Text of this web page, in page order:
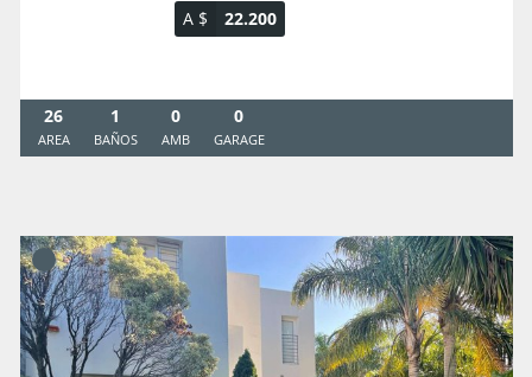
A $ 22.200
26
AREA
1
BAÑOS
0
AMB
0
GARAGE